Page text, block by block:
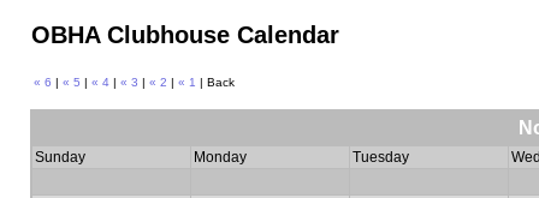
OBHA Clubhouse Calendar
« 6 | « 5 | « 4| « 3 | « 2 | « 1 | Back
Sunday Monday Tuesday